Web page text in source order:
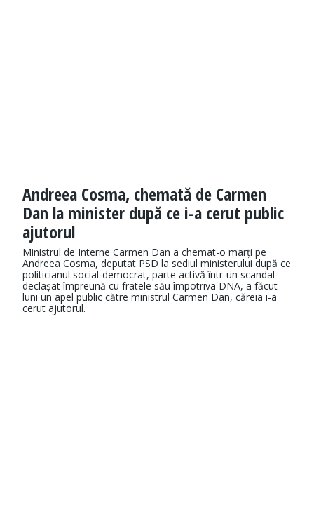
Andreea Cosma, chemată de Carmen
Dan la minister după ce i-a cerut public
ajutorul
Ministrul de Interne Carmen Dan a chemat-o marți pe
Andreea Cosma, deputat PSD la sediul ministerului după ce
politicianul social-democrat, parte activă într-un scandal
declașat împreună cu fratele său împotriva DNA, a făcut
luni un apel public către ministrul Carmen Dan, căreia i-a
cerut ajutorul.